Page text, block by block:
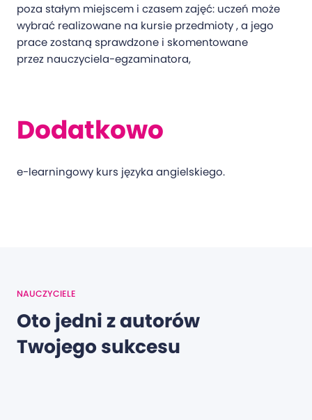
poza stałym miejscem i czasem zajęć: uczeń może
wybrać realizowane na kursie przedmioty , a jego
prace zostaną sprawdzone i skomentowane
przez nauczyciela-egzaminatora,
Dodatkowo
e-learningowy kurs języka angielskiego.
NAUCZYCIELE
Oto jedni z autorów
Twojego sukcesu